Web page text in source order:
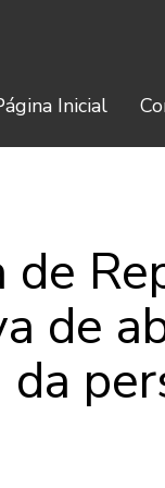
Inicial
de
de
da